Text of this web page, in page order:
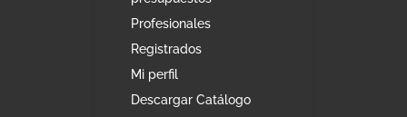
Profesionales
Registrados
Mi perfil
Descargar Catálogo